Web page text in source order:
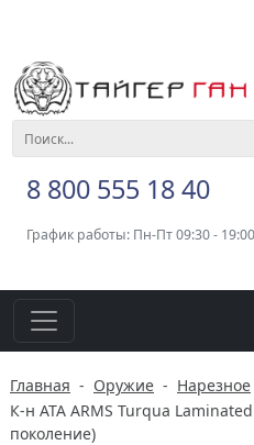
8 800 555 18 40
График работы: Пн-Пт 09:30 - 19:00
Главная - Оружие - Нарезное
К-н ATA ARMS Turqua
поколение)